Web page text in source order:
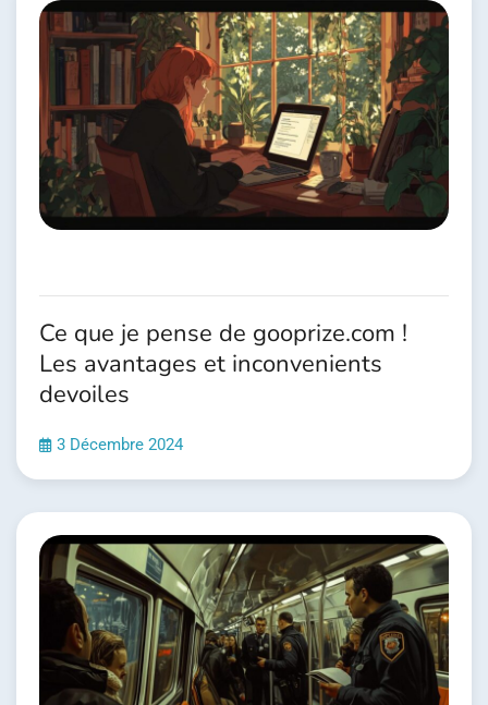
Ce que je pense de gooprize.com !
Les avantages et inconvenients
devoiles
3 Décembre 2024